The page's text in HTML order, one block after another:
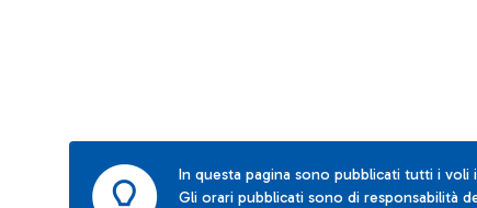
In questa pagina sono pubblicati tutti i voli
Gli orari pubblicati sono di responsabilità